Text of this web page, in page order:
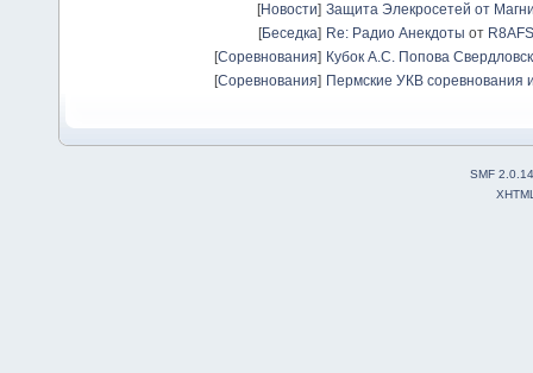
[Новости] Защита Элекросетей от
[Беседка] Re: Радио Анекдоты от R8AFS
[Соревнования] Кубок А.С. Попова
[Соревнования] Пермские УКВ соревнования
SMF 2.0.14